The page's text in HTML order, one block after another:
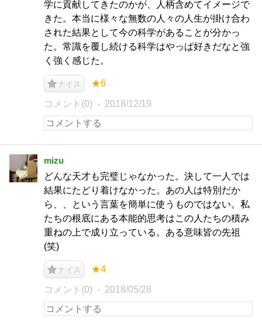
学に貢献してきたのかが、人柄含めてイメージで
きた。本当に様々な無数の人々の人生が掛け合わ
された結果として今の科学があることが分かっ
た。常識を覆し続ける科学はやっぱ好きだなと強
く強く感じた。
ナイス ★6
コメント(0) 2018/12/19
mizu
どんな天才も完璧じゃなかった。決して一人では
結果にたどり着けなかった。あの人は特別だか
ら、、という言葉を簡単に使うものではない。私
たちの根底にある本能的思考はこの人たちの積み
重ねの上で成り立っている。ある意味皆の先祖
(笑)
ナイス ★4
コメント(0) 2018/05/28